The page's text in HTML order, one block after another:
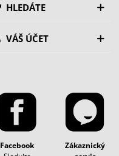
HLEDÁTE
VÁŠ ÚČET
Facebook
Zákaznický